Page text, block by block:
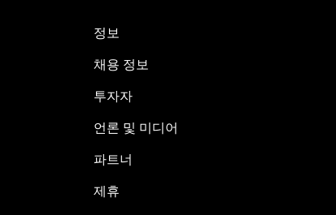
정보
채용 정보
투자자
언론 및 미디어
파트너
제휴